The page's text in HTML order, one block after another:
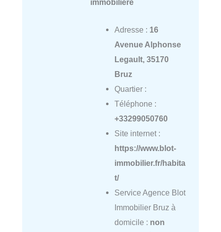
immobilière
Adresse : 16
Avenue Alphonse
Legault, 35170
Bruz
Quartier :
Téléphone :
+33299050760
Site internet :
https://www.blot-
immobilier.fr/habita
t/
Service Agence Blot
Immobilier Bruz à
domicile : non